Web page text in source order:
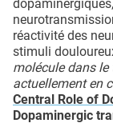
réactivité des
stimuli
molécule dans
actuellement en
Central Role of
Dopaminergic